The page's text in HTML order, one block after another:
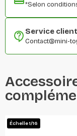
*Selon
Service
Contact@mini-
Échelle 1/16